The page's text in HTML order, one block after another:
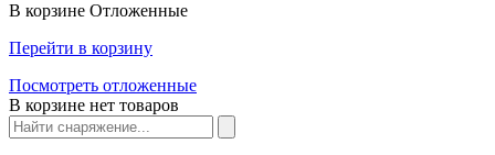
В корзине Отложенные
Перейти в корзину
Посмотреть отложенные
В корзине нет товаров